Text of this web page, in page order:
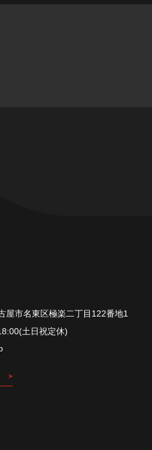
屋市名東区極楽二丁目122番地1
⼟⽇祝定休)